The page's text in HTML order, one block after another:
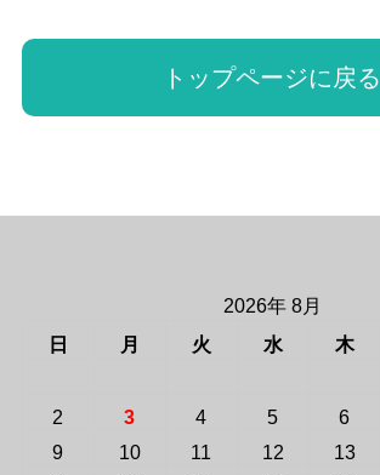
トップページに戻る
2026年 8月
日
月 火 水 木
2
3 4 5 6
9
10 11 12 13